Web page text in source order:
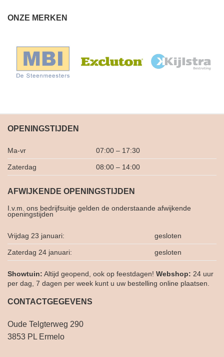
ONZE MERKEN
OPENINGSTIJDEN
Ma-vr 07:00 – 17:30
Zaterdag 08:00 – 14:00
AFWIJKENDE OPENINGSTIJDEN
I.v.m. ons bedrijfsuitje gelden de onderstaande afwijkende
openingstijden
Vrijdag 23 januari: gesloten
Zaterdag 24 januari: gesloten
Showtuin: Altijd geopend, ook op feestdagen! Webshop: 24 uur
per dag, 7 dagen per week kunt u uw bestelling online plaatsen.
CONTACTGEGEVENS
Oude Telgterweg 290
3853 PL Ermelo